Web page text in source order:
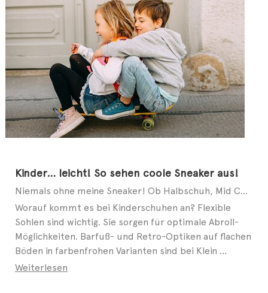
Kinder… leicht! So sehen coole Sneaker aus!
Niemals ohne meine Sneaker! Ob Halbschuh, Mid Cut oder Slip-on – auch bei modebewussten Kids geht ...
Worauf kommt es bei Kinderschuhen an? Flexible
Sohlen sind wichtig. Sie sorgen für optimale Abroll-
Möglichkeiten. Barfuß- und Retro-Optiken auf flachen
Böden in farbenfrohen Varianten sind bei Klein ...
Weiterlesen